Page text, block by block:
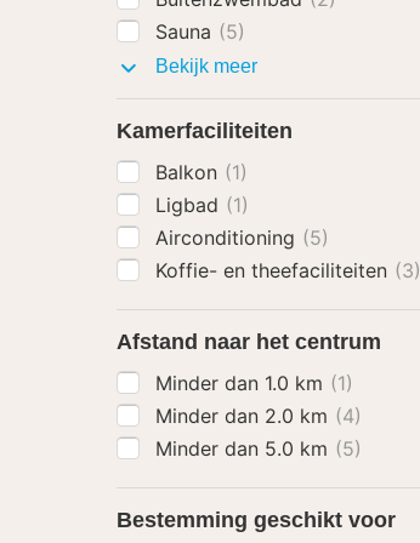
Sauna (5)
Bekijk meerFaciliteiten
Kamerfaciliteiten
Balkon (1)
Ligbad (1)
Airconditioning (5)
Koffie- en theefaciliteiten (3)
Afstand naar het centrum
Minder dan 1.0 km (1)
Minder dan 2.0 km (4)
Minder dan 5.0 km (5)
Bestemming geschikt voor